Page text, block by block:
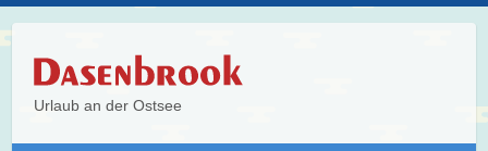
Urlaub an der Ostsee